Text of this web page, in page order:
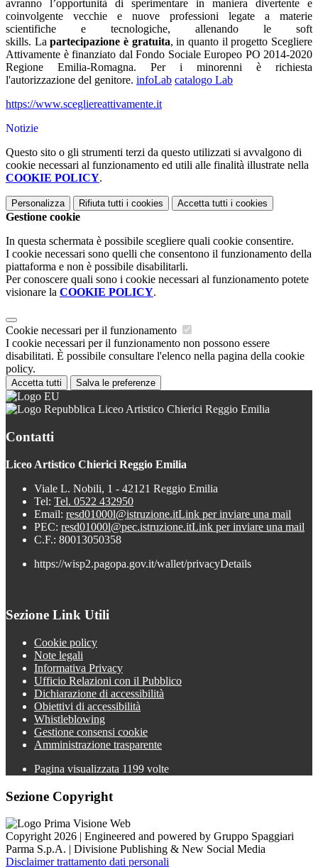
avranno l’opportunità di sperimentare in maniera divertente e
coinvolgente vecchie e nuove professioni legate a materie
scientifiche e tecnologiche, allenando le soft
skills. Lapartecipazione è gratuita, in quanto il progetto Scegliere
Attivamente è finanziato dal Fondo Sociale Europeo PO 2014-2020
Regione Emilia-Romagna. Per i minorenni è richiesta
l'autorizzazione del genitore. infoLab catalogo Lab
https://www.scegliereattivamente.it
Notizie
Questo sito o gli strumenti terzi da questo utilizzati si avvalgono di
cookie necessari al funzionamento ed utili alle finalità illustrate nella
COOKIE POLICY.
Personalizza Rifiuta tutti i cookies Accetta tutti i cookies
Gestione cookie
In questa schermata è possibile scegliere quali cookie consentire.
I cookie necessari sono quelli che consentono il funzionamento della
piattaforma e non è possibile disabilitarli.
Per conoscere quali sono i cookie necessari al funzionamento potete
visionare la COOKIE POLICY.
Cookie necessari per il funzionamento
I cookie necessari per il funzionamento non possono essere
disabilitati. È possibile consultare l'elenco nella pagina della cookie
policy.
Accetta tutti Salva le preferenze
Liceo Artistico Chierici Reggio Emilia
Contatti
Liceo Artistico Chierici Reggio Emilia
Viale L. Nobili, 1 - 42121 Reggio Emilia
Tel: Tel. 0522 432950
Email: resd01000l@istruzione.itLink per inviare una mail
PEC: resd01000l@pec.istruzione.itLink per inviare una mail
C.F.: 80013050358
https://wisp2.pagopa.gov.it/wallet/privacyDetails
Sezione Link Utili
Cookie policy
Note legali
Informativa Privacy
Ufficio Relazioni con il Pubblico
Dichiarazione di accessibilità
Obiettivi di accessibilità
Whistleblowing
Gestione consensi cookie
Amministrazione trasparente
Pagina visualizzata 1199 volte
Sezione Copyright
Copyright 2026 | Engineered and powered by Gruppo Spaggiari
Parma S.p.A. | Divisione Publishing & New Social Media
Disclaimer trattamento dati personali